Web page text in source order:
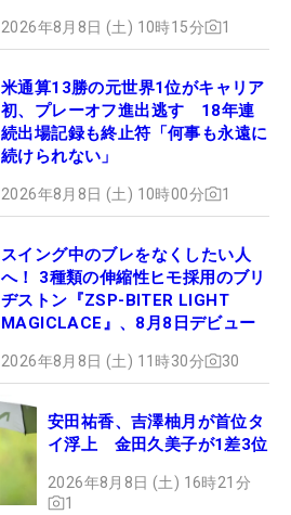
2026年8月8日 (土) 10時15分 1
米通算13勝の元世界1位がキャリア
初、プレーオフ進出逃す 18年連
続出場記録も終止符「何事も永遠に
続けられない」
2026年8月8日 (土) 10時00分 1
スイング中のブレをなくしたい人
へ！ 3種類の伸縮性ヒモ採用のブリ
ヂストン『ZSP-BITER LIGHT
MAGICLACE』、8月8日デビュー
2026年8月8日 (土) 11時30分 30
安田祐香、吉澤柚月が首位タ
イ浮上 金田久美子が1差3位
2026年8月8日 (土) 16時21分
1